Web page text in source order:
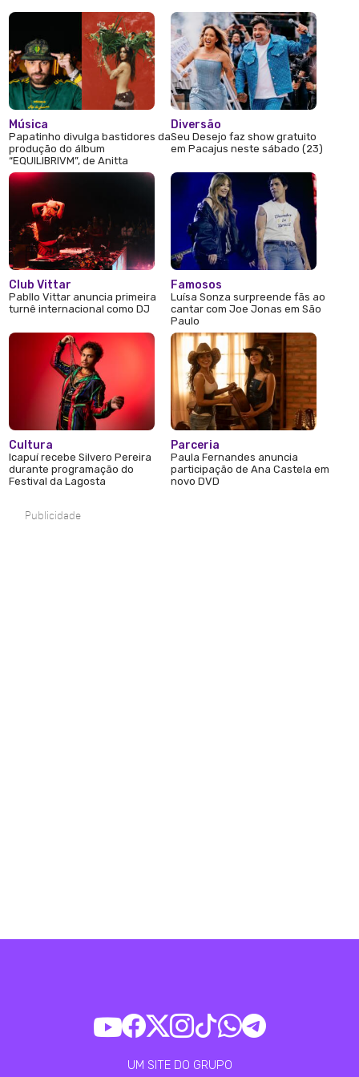
Música
Papatinho divulga bastidores da
produção do álbum
“EQUILIBRIVM”, de Anitta
Club Vittar
Pabllo Vittar anuncia primeira
turnê internacional como DJ
Cultura
Icapuí recebe Silvero Pereira
durante programação do
Festival da Lagosta
Diversão
Seu Desejo faz show gratuito
em Pacajus neste sábado (23)
Famosos
Luísa Sonza surpreende fãs ao
cantar com Joe Jonas em São
Paulo
Parceria
Paula Fernandes anuncia
participação de Ana Castela em
novo DVD
Publicidade
UM SITE DO GRUPO